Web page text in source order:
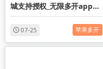
城支持授权_无限多开app定
时发圈版本
07-25 苹果多开